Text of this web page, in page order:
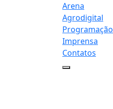
Arena
Agrodigital
Programação
Imprensa
Contatos